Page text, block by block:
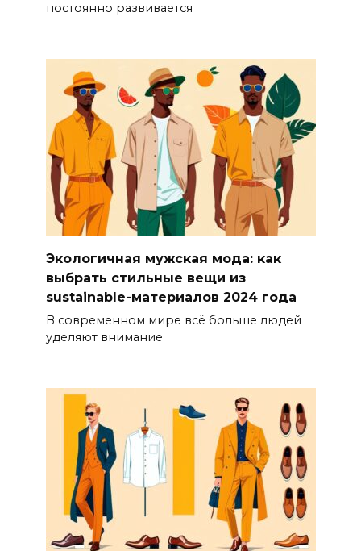
постоянно развивается
Экологичная мужская мода: как
выбрать стильные вещи из
sustainable-материалов 2024 года
В современном мире всё больше людей
уделяют внимание